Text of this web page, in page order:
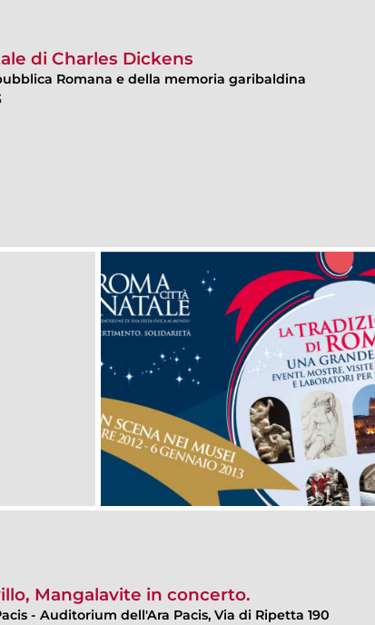
di Charles Dickens
Romana e della memoria garibaldina
Mangalavite in concerto.
- Auditorium dell'Ara Pacis, Via di Ripetta 190